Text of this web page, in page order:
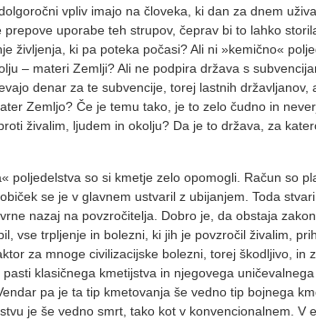
vpliv imajo na človeka, ki dan za dnem
uporabe teh strupov, čeprav bi to lahko
življenja, ki pa poteka počasi? Ali ni »kemič­no«
– materi Zemlji? Ali ne podpira država s
denar za te subvencije, torej lastnih državljanov,
Zemljo? Če je temu tako, je to zelo čudno in
živalim, ljudem in okolju? Da je to država, za
poljedelstva so si kmetje zelo opomogli. Račun so
se je v glavnem ustvaril z ubijanjem. Toda
nazaj na povzročitelja. Do­bro je, da obstaja
vse trpljenje in bolezni, ki jih je povzročil živalim,
za mnoge civilizacijske bole­zni, torej škodljivo, in
klasičnega kmetijstva in njego­vega
pa je ta tip kmetovanja še vedno tip bojnega
je še vedno smrt, tako kot v konvencionalnem. V